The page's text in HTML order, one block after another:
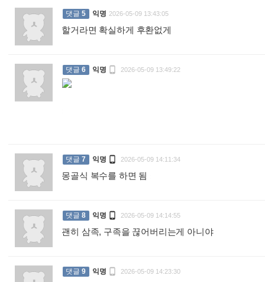
댓글 5 익명 2026-05-09 13:43:05
할거라면 확실하게 후환없게
댓글 6 익명  2026-05-09 13:49:22
댓글 7 익명  2026-05-09 14:11:34
몽골식 복수를 하면 됨
댓글 8 익명  2026-05-09 14:14:55
괜히 삼족, 구족을 끊어버리는게 아니야
댓글 9 익명  2026-05-09 14:23:30